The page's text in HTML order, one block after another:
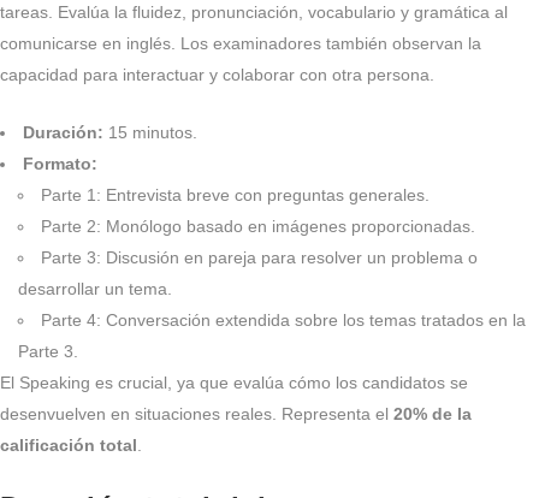
tareas. Evalúa la fluidez, pronunciación, vocabulario y gramática al
comunicarse en inglés. Los examinadores también observan la
capacidad para interactuar y colaborar con otra persona.
Duración: 15 minutos.
Formato:
Parte 1: Entrevista breve con preguntas generales.
Parte 2: Monólogo basado en imágenes proporcionadas.
Parte 3: Discusión en pareja para resolver un problema o
desarrollar un tema.
Parte 4: Conversación extendida sobre los temas tratados en la
Parte 3.
El Speaking es crucial, ya que evalúa cómo los candidatos se
desenvuelven en situaciones reales. Representa el 20% de la
calificación total